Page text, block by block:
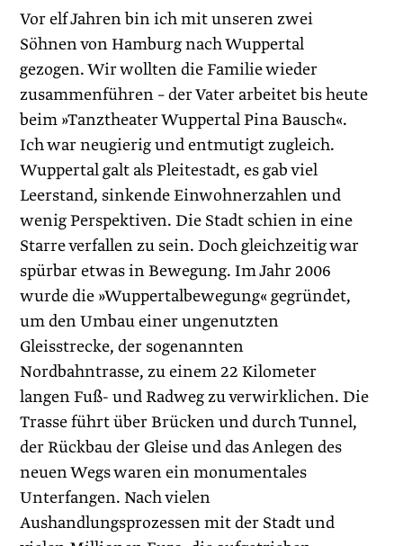
Vor elf Jahren bin ich mit unseren zwei
Söhnen von Hamburg nach Wuppertal
gezogen. Wir wollten die Familie wieder
zusammenführen – der Vater arbeitet bis heute
beim »Tanztheater Wuppertal Pina Bausch«.
Ich war neugierig und entmutigt zugleich.
Wuppertal galt als Pleitestadt, es gab viel
Leerstand, sinkende Einwohnerzahlen und
wenig Perspektiven. Die Stadt schien in eine
Starre verfallen zu sein. Doch gleichzeitig war
spürbar etwas in Bewegung. Im Jahr 2006
wurde die »Wuppertalbewegung« gegründet,
um den Umbau einer ungenutzten
Gleisstrecke, der sogenannten
Nordbahntrasse, zu einem 22 Kilometer
langen Fuß- und Radweg zu verwirklichen. Die
Trasse führt über Brücken und durch Tunnel,
der Rückbau der Gleise und das Anlegen des
neuen Wegs waren ein monumentales
Unterfangen. Nach vielen
Aushandlungsprozessen mit der Stadt und